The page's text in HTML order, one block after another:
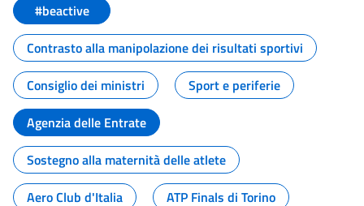
#beactive
Contrasto alla manipolazione dei risultati sportivi
Consiglio dei ministri
Sport e periferie
Agenzia delle Entrate
Sostegno alla maternità delle atlete
Aero Club d'Italia
ATP Finals di Torino